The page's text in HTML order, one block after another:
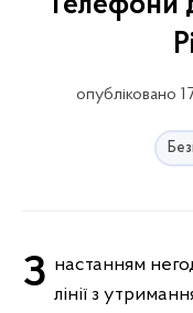
опубліковано
З настанням негоди розпочали роботу і гарячі лінії з